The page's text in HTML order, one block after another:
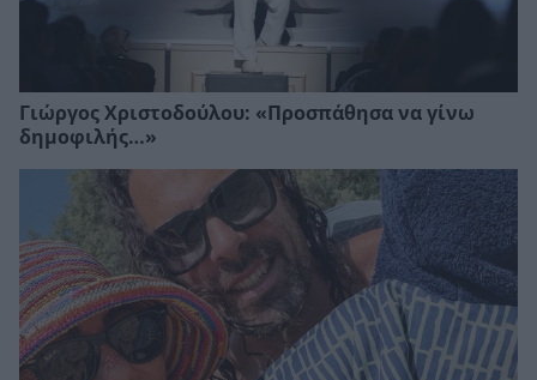
Γιώργος Χριστοδούλου: «Προσπάθησα να γίνω
δημοφιλής…»